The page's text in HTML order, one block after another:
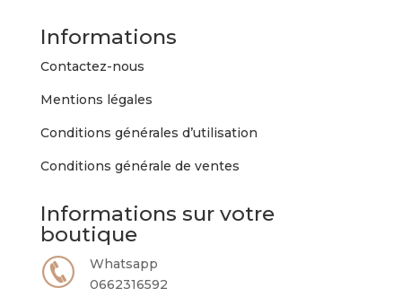
Informations
Contactez-nous
Mentions légales
Conditions générales d’utilisation
Conditions générale de ventes
Informations sur votre
boutique
Whatsapp
0662316592